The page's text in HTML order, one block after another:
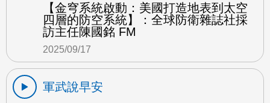
【金穹系統啟動：美國打造地表到太空
四層的防空系統】：全球防衛雜誌社採
訪主任陳國銘 FM
2025/09/17
軍武說早安